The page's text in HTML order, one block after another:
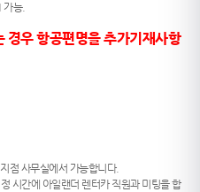
능.
경우 항공편명을 추가기재사항
점 사무실에서 가능합니다.
시간에 아일랜더 렌터카 직원과 미팅을 합